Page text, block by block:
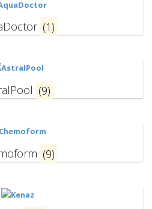
(1)
(9)
(9)